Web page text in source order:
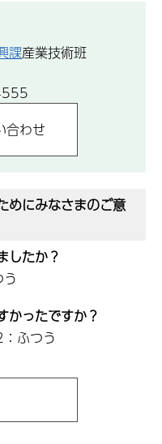
課産業技術班
めにみなさまのご意
したか？
かったですか？
ふつう